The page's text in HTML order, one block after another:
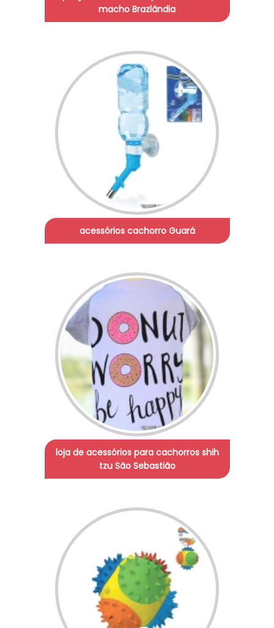
macho Brazlândia
acessórios cachorro Guará
loja de acessórios para cachorros shih
tzu São Sebastião